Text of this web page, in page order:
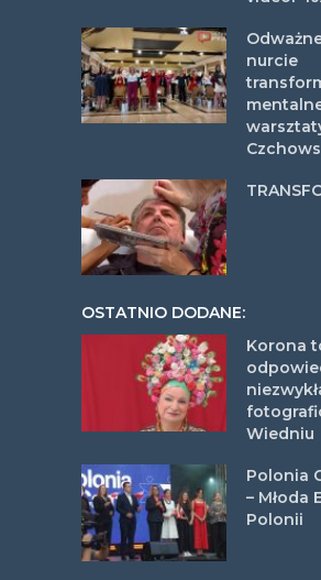
nurcie
OSTATNIO DODANE:
Korona
Wiedniu
Polonia
– Młoda
Polonii